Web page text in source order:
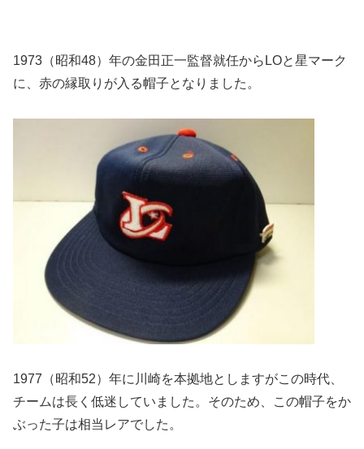
1973（昭和48）年の金田正一監督就任からLOと星マーク
に
、赤の縁取りが入る帽子となりました。
1977（昭和52）年に川崎を本拠地としますがこの時代、
チームは長く低迷していました。そのため、
この帽子をか
ぶった子は相当レアでした。